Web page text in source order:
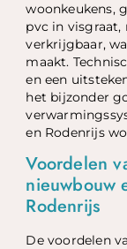
woonkeukens,
pvc in
verkrijgbaar,
maakt.
en een
het bijzonder
en Rodenrijs
Voordelen
nieuwbouw
Rodenrijs
De voordelen